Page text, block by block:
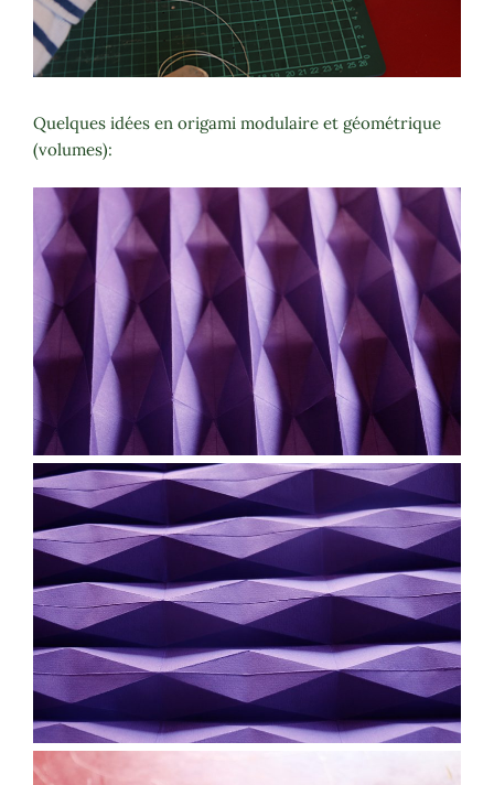
Quelques idées en origami modulaire et géométrique
(volumes):